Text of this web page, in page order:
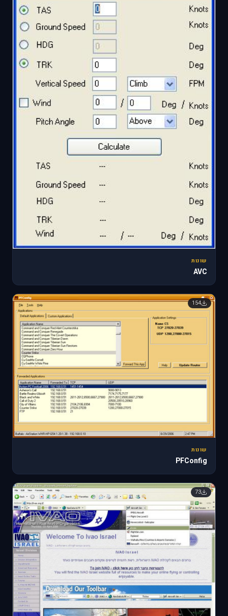
שונות
AVC
154
שונות
PFConfig
73